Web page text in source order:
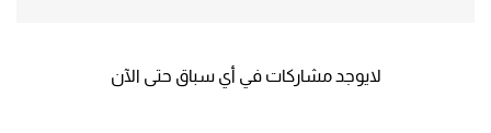
لايوجد مشاركات في أي سباق حتى الآن